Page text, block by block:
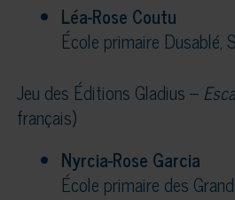
Léa-Rose Coutu
École primaire Dusablé,
Jeu des Éditions Gladius –
français)
Nyrcia-Rose Garcia
École primaire des